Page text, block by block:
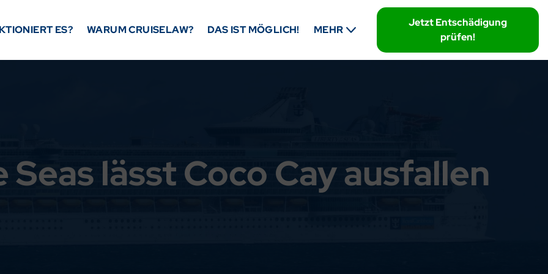
ES? WARUM CRUISELAW? DAS IST MÖGLICH! MEHR
Jetzt Entschädigung
prüfen!
lässt Coco Cay ausfallen